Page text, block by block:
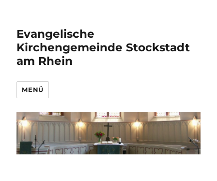
Evangelische
Kirchengemeinde Stockstadt
am Rhein
MENÜ